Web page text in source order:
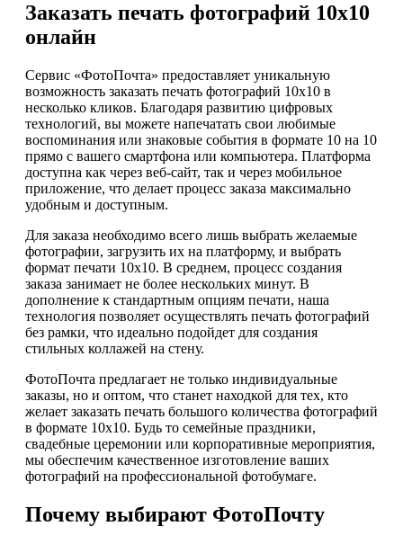
Заказать печать фотографий 10х10
онлайн
Сервис «ФотоПочта» предоставляет уникальную
возможность заказать печать фотографий 10х10 в
несколько кликов. Благодаря развитию цифровых
технологий, вы можете напечатать свои любимые
воспоминания или знаковые события в формате 10 на 10
прямо с вашего смартфона или компьютера. Платформа
доступна как через веб-сайт, так и через мобильное
приложение, что делает процесс заказа максимально
удобным и доступным.
Для заказа необходимо всего лишь выбрать желаемые
фотографии, загрузить их на платформу, и выбрать
формат печати 10х10. В среднем, процесс создания
заказа занимает не более нескольких минут. В
дополнение к стандартным опциям печати, наша
технология позволяет осуществлять печать фотографий
без рамки, что идеально подойдет для создания
стильных коллажей на стену.
ФотоПочта предлагает не только индивидуальные
заказы, но и оптом, что станет находкой для тех, кто
желает заказать печать большого количества фотографий
в формате 10х10. Будь то семейные праздники,
свадебные церемонии или корпоративные мероприятия,
мы обеспечим качественное изготовление ваших
фотографий на профессиональной фотобумаге.
Почему выбирают ФотоПочту